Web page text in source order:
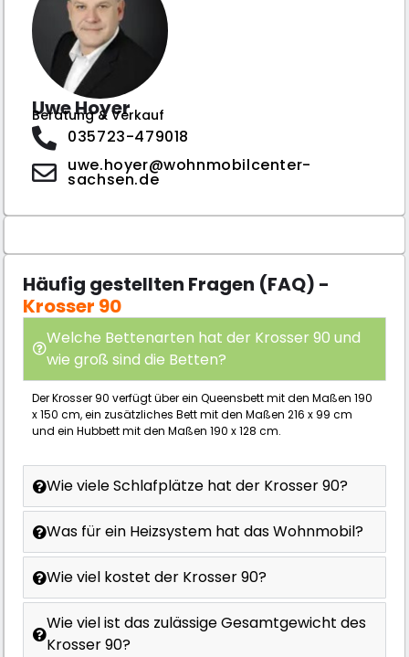
Uwe Hoyer
Beratung & Verkauf
035723-479018
uwe.hoyer@wohnmobilcenter-
sachsen.de
Häufig gestellten Fragen (FAQ) -
Krosser 90
Welche Bettenarten hat der Krosser 90 und
wie groß sind die Betten?
Der Krosser 90 verfügt über ein Queensbett mit den Maßen 190
x 150 cm, ein zusätzliches Bett mit den Maßen 216 x 99 cm
und ein Hubbett mit den Maßen 190 x 128 cm.
Wie viele Schlafplätze hat der Krosser 90?
Was für ein Heizsystem hat das Wohnmobil?
Wie viel kostet der Krosser 90?
Wie viel ist das zulässige Gesamtgewicht des
Krosser 90?